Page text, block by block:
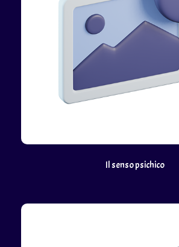
Il senso psichico